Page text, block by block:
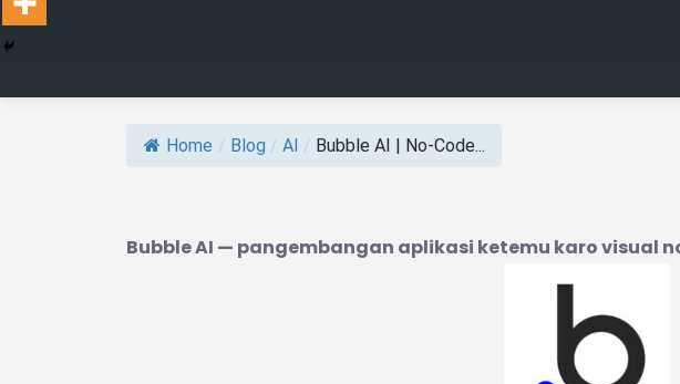
Home / Blog / AI / Bubble AI | No-Code...
Bubble AI — pangembangan aplikasi ketemu karo visual